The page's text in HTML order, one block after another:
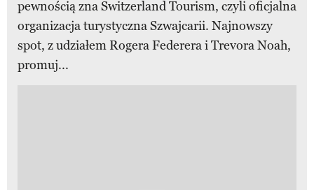
pewnością zna Switzerland Tourism, czyli oficjalna
organizacja turystyczna Szwajcarii. Najnowszy
spot, z udziałem Rogera Federera i Trevora Noah,
promuj...